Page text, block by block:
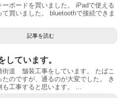
ーボードを買いました。 iPadで使える
て買いました。 bluetoothで接続できま
記事を読む
しています。
道 舗装工事をしています。 たばこ
たのですが、通るのが大変でした。 き
も工事すると思います。 ...